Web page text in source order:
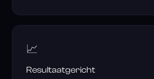
📈
Resultaatgericht